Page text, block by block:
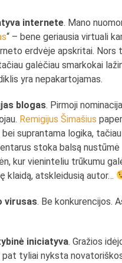
internete. Mano
“ – bene geriausia virtuali
erdvėje apskritai. Nors
galėčiau smarkokai
yra nepakartojamas.
blogas. Pirmoji
Remigijus Šimašius
bei suprantama logika,
stoka balsą nustūmė
kur vieninteliu trūkumu
klaidą, atskleidusią autor…
virusas. Be konkurencijos.
iniciatyva. Gražios
pat tyliai nyksta